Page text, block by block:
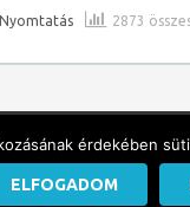
2873
Nyomtatás
érdekében
ELFOGADOM